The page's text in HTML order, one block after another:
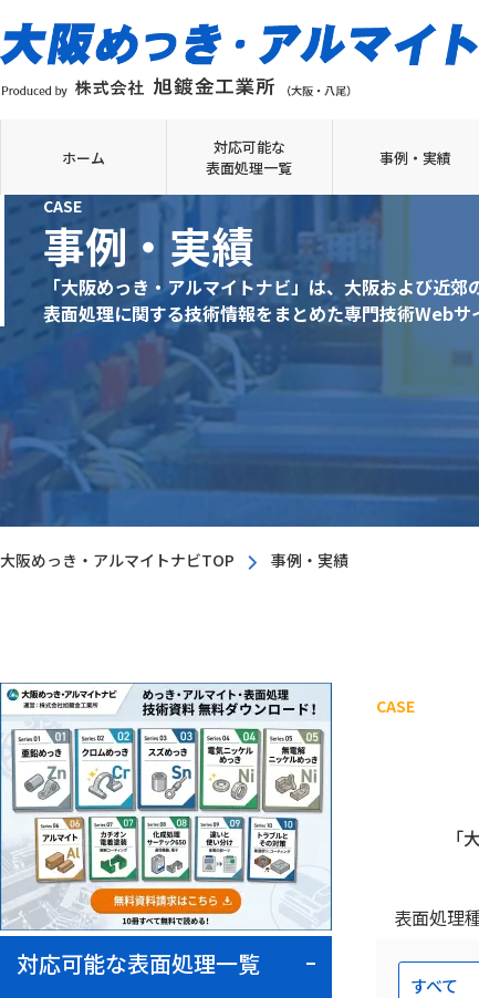
ホーム
対応可能な
表面処理一覧
事例・実績
CASE
事例・実績
「大阪めっき・アルマイトナビ」は、大阪および近
表面処理に関する技術情報をまとめた専門技術Webサ
大阪めっき・アルマイトナビTOP 事例・実績
対応可能な表面処理一覧
CASE
「
表面処理
すべて